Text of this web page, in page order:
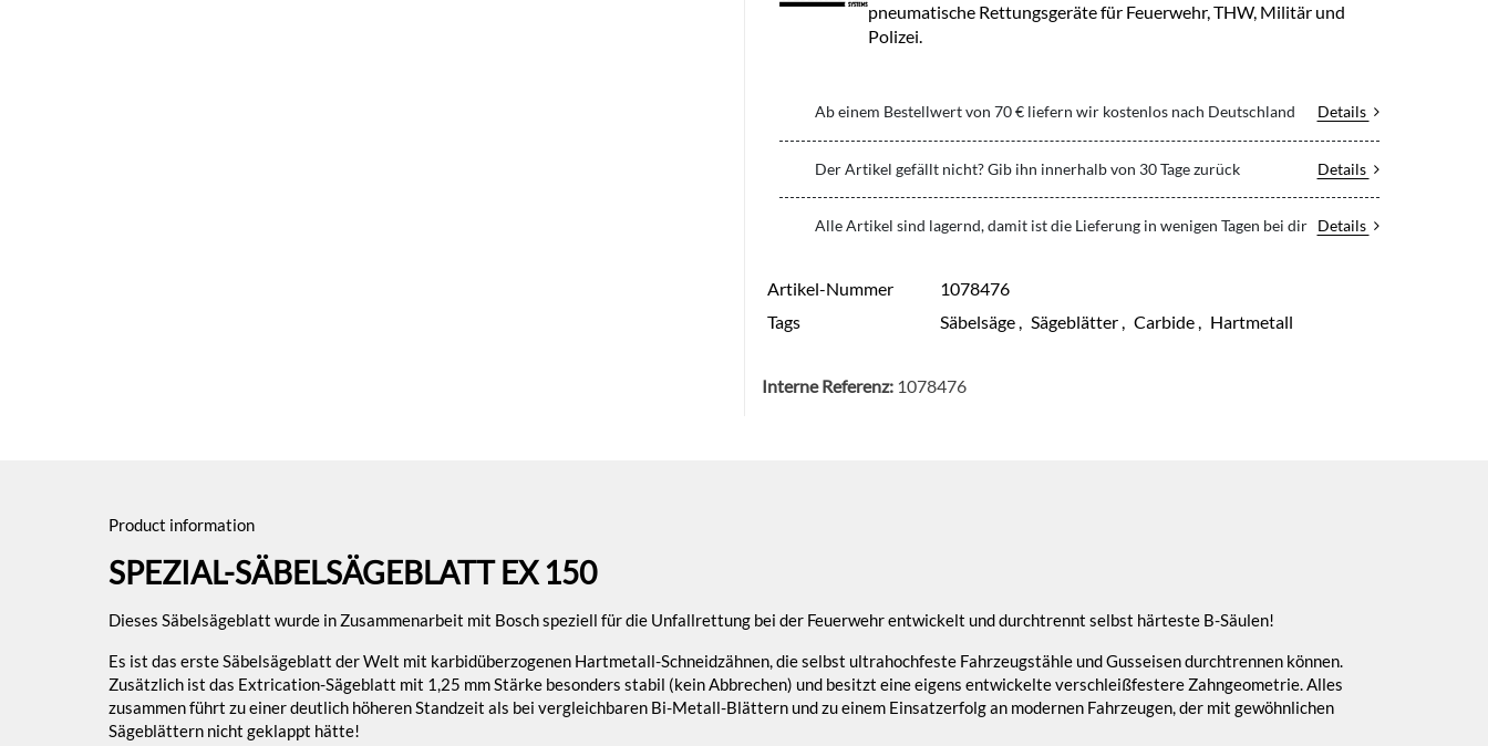
pneumatische Rettungsgeräte für Feuerwehr, THW, Militär und
Polizei.
Ab einem Bestellwert von 70 € liefern wir kostenlos nach Deutschland Details
Der Artikel gefällt nicht? Gib ihn innerhalb von 30 Tage zurück Details
Alle Artikel sind lagernd, damit ist die Lieferung in wenigen Tagen bei dir Details
Artikel-Nummer
1078476
Tags
Säbelsäge, Sägeblätter, Carbide, Hartmetall
Interne Referenz: 1078476
Product information
SPEZIAL-SÄBELSÄGEBLATT EX 150
Dieses Säbelsägeblatt wurde in Zusammenarbeit mit Bosch speziell für die Unfallrettung bei der Feuerwehr entwickelt und durchtrennt selbst härteste B-Säulen!
Es ist das erste Säbelsägeblatt der Welt mit karbidüberzogenen Hartmetall-Schneidzähnen, die selbst ultrahochfeste Fahrzeugstähle und Gusseisen durchtrennen können.
Zusätzlich ist das Extrication-Sägeblatt mit 1,25 mm Stärke besonders stabil (kein Abbrechen) und besitzt eine eigens entwickelte verschleißfestere Zahngeometrie. Alles
zusammen führt zu einer deutlich höheren Standzeit als bei vergleichbaren Bi-Metall-Blättern und zu einem Einsatzerfolg an modernen Fahrzeugen, der mit gewöhnlichen
Sägeblättern nicht geklappt hätte!